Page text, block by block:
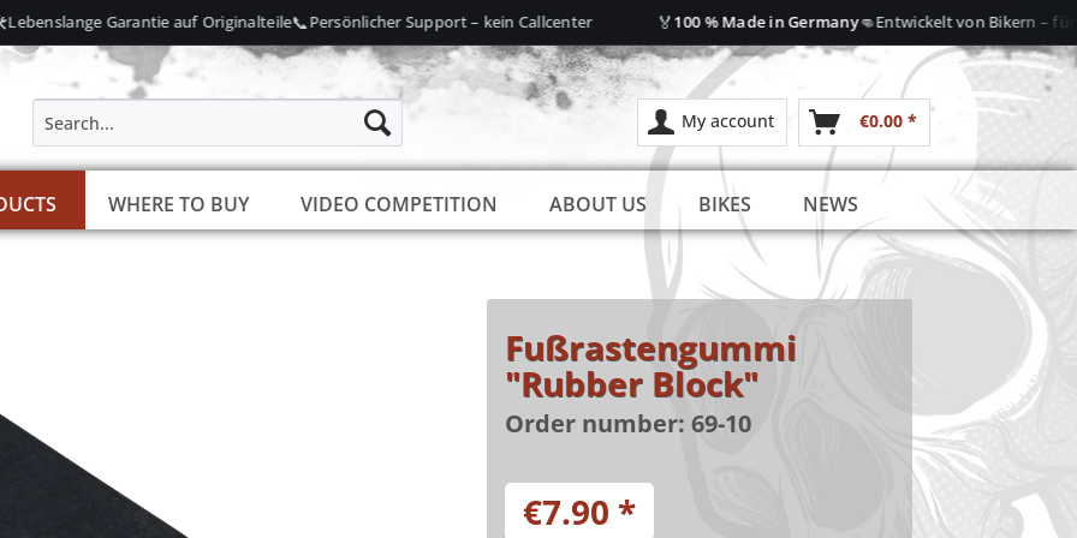
Garantie auf Originalteile📞Persönlicher Support – kein Callcenter 100 % Made in Germany👊Entwickelt von Bikern – für
My account €0.00 *
WHERE TO BUY VIDEO COMPETITION ABOUT US BIKES NEWS
Fußrastengummi
"Rubber Block"
Order number: 69-10
€7.90 *